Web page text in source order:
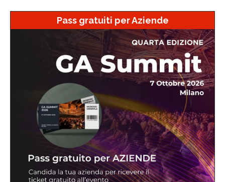
Pass gratuiti per Aziende